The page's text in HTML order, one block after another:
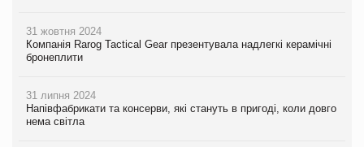
31 жовтня 2024
Компанія Rarog Tactical Gear презентувала надлегкі керамічні
бронеплити
31 липня 2024
Напівфабрикати та консерви, які стануть в пригоді, коли довго
нема світла